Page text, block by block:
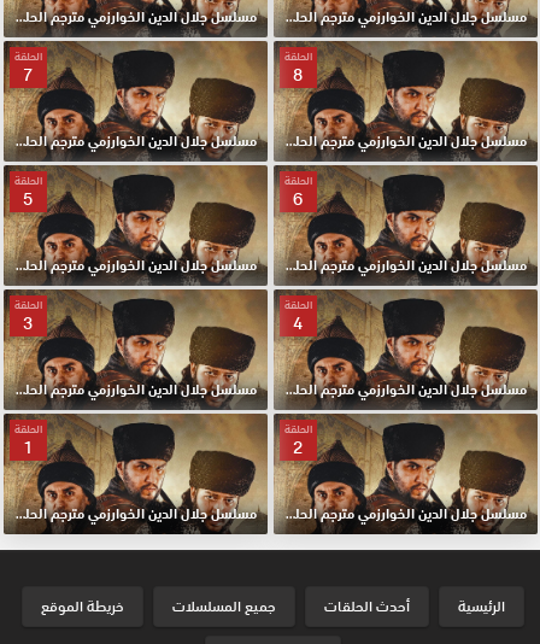
مسلسل جلال الدين الخوارزمي مترجم الحلقة 10 HD مسلسل جلال الدين الخوارزمي مترجم الحلقة 9 HD
الحلقة
8
مسلسل جلال الدين الخوارزمي مترجم الحلقة 8 HD
الحلقة
7
مسلسل جلال الدين الخوارزمي مترجم الحلقة 7 HD
الحلقة
6
مسلسل جلال الدين الخوارزمي مترجم الحلقة 6 HD
الحلقة
5
مسلسل جلال الدين الخوارزمي مترجم الحلقة 5 HD
الحلقة
4
مسلسل جلال الدين الخوارزمي مترجم الحلقة 4 HD
الحلقة
3
مسلسل جلال الدين الخوارزمي مترجم الحلقة 3 HD
الحلقة
2
مسلسل جلال الدين الخوارزمي مترجم الحلقة 2 HD
الحلقة
1
مسلسل جلال الدين الخوارزمي مترجم الحلقة الأولي 1 HD
الرئيسية أحدث الحلقات جميع المسلسلات
خريطة الموقع